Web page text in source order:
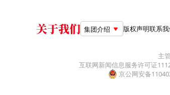
关于我们 集团介绍 版权声明联系
主
互联网新闻信息服务许可证
京公网安备